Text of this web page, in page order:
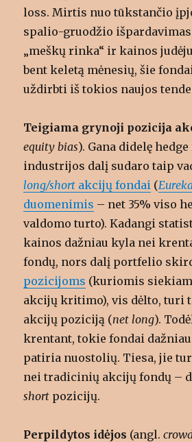
loss. Mirtis nuo tūkstančio
spalio-gruodžio
„meškų rinka“ ir kainos
bent keletą mėnesių, šie
uždirbti iš tokios naujos
Teigiama grynoji pozicija
equity bias). Gana didelę
industrijos dalį sudaro taip
long/short akcijų fondai (
duomenimis – net 35% viso
valdomo turto). Kadangi
kainos dažniau kyla nei
fondų, nors dalį portfelio
pozicijoms (kuriomis
akcijų kritimo), vis dėlto, turi
akcijų poziciją (net long).
krentant, tokie fondai
patiria nuostolių. Tiesa, jie
nei tradicinių akcijų fondų –
short pozicijų.
Perpildytos idėjos (angl.